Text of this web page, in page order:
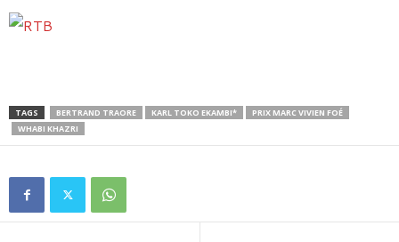
TAGS BERTRAND TRAORE KARL TOKO EKAMBI*
PRIX MARC VIVIEN FOÉ
WHABI KHAZRI